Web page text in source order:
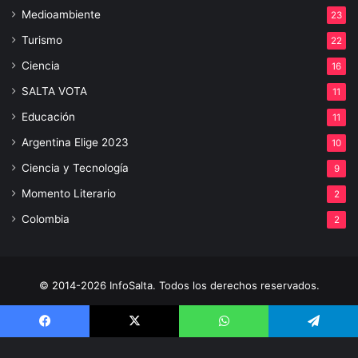
Medioambiente 23
Turismo 22
Ciencia 16
SALTA VOTA 11
Educación 11
Argentina Elige 2023 10
Ciencia y Tecnología 9
Momento Literario 2
Colombia 2
© 2014-2026 InfoSalta. Todos los derechos reservados.
3872288394 E-mail: infosaltaredaccion@gmail.com
Facebook X WhatsApp Telegram